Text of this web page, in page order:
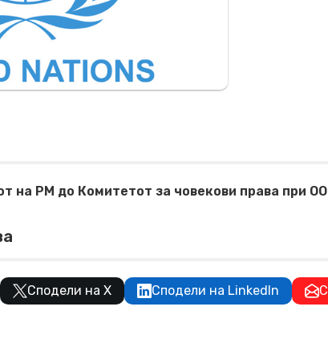
на РМ до Комитетот за човекови права при
Сподели на X Сподели на LinkedIn